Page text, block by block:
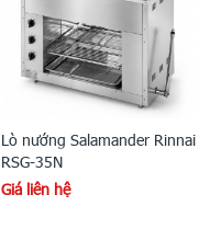
Lò nướng Salamander Rinnai
RSG-35N
Giá liên hệ